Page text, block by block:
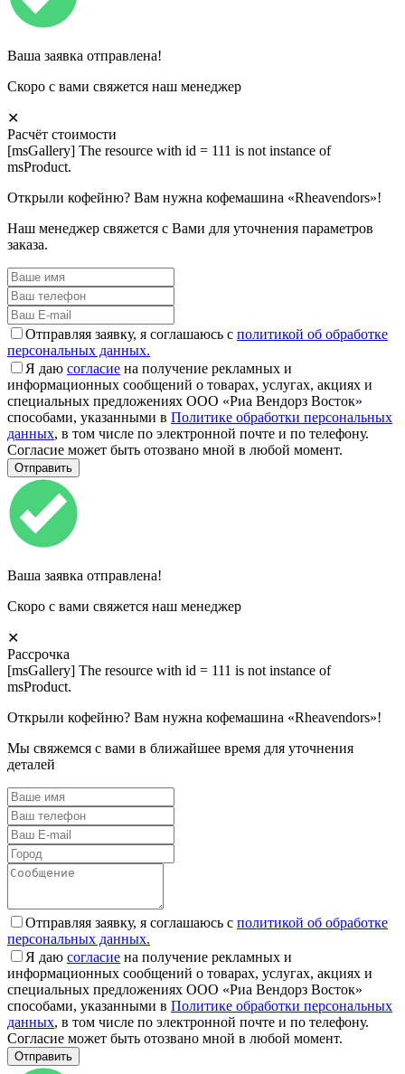
Ваша заявка отправлена!
Скоро с вами свяжется наш менеджер
✕
Расчёт стоимости
[msGallery] The resource with id = 111 is not instance of
msProduct.
Открыли кофейню? Вам нужна кофемашина «Rheavendors»!
Наш менеджер свяжется с Вами для уточнения параметров
заказа.
Отправляя заявку, я соглашаюсь с политикой об обработке
персональных данных.
Я даю согласие на получение рекламных и
информационных сообщений о товарах, услугах, акциях и
специальных предложениях ООО «Риа Вендорз Восток»
способами, указанными в Политике обработки персональных
данных, в том числе по электронной почте и по телефону.
Согласие может быть отозвано мной в любой момент.
Ваша заявка отправлена!
Скоро с вами свяжется наш менеджер
✕
Рассрочка
[msGallery] The resource with id = 111 is not instance of
msProduct.
Открыли кофейню? Вам нужна кофемашина «Rheavendors»!
Мы свяжемся с вами в ближайшее время для уточнения
деталей
Отправляя заявку, я соглашаюсь с политикой об обработке
персональных данных.
Я даю согласие на получение рекламных и
информационных сообщений о товарах, услугах, акциях и
специальных предложениях ООО «Риа Вендорз Восток»
способами, указанными в Политике обработки персональных
данных, в том числе по электронной почте и по телефону.
Согласие может быть отозвано мной в любой момент.